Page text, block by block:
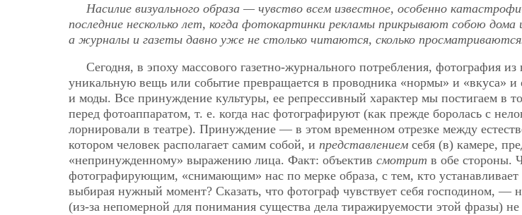
Насилие визуального образа — чувство всем известное, особенно
последние несколько лет, когда фотокартинки рекламы прикрывают собою
а журналы и газеты давно уже не столько читаются, сколько
Сегодня, в эпоху массового газетно-журнального потребления, фотография из
уникальную вещь или событие превращается в проводника «нормы» и «вкуса» и
и моды. Все принуждение культуры, ее репрессивный характер мы постигаем в
перед фотоаппаратом, т. е. когда нас фотографируют (как прежде боролась с
лорнировали в театре). Принуждение — в этом временном отрезке между
котором человек располагает самим собой, и представлением себя (в) камере,
«непринужденному» выражению лица. Факт: объектив смотрит в обе стороны.
фотографирующим, «снимающим» нас по мерке образа, с тем, кто устанавливает
выбирая нужный момент? Сказать, что фотограф чувствует себя господином, —
(из-за непомерной для понимания существа дела тиражируемости этой фразы) не